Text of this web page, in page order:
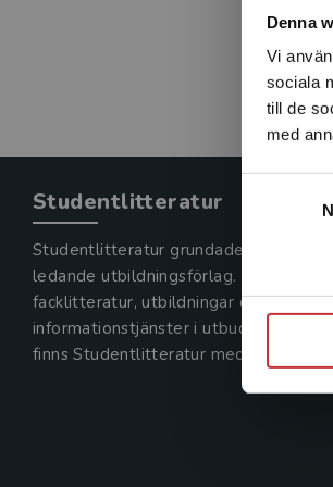
Denna
Vi
sociala
till de
med
Studentlitteratur
Studentlitteratur grundades 1963 och
ledande utbildningsförlag. Med
facklitteratur, utbildningar och digitala
informationstjänster i utbudet,
finns Studentlitteratur med längs hela